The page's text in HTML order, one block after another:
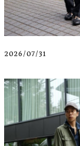
2026/07/31